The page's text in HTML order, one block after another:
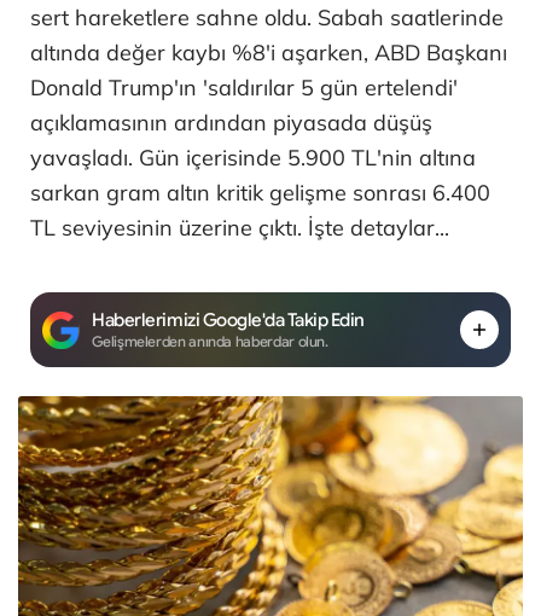
sert hareketlere sahne oldu. Sabah saatlerinde
altında değer kaybı %8'i aşarken, ABD Başkanı
Donald Trump'ın 'saldırılar 5 gün ertelendi'
açıklamasının ardından piyasada düşüş
yavaşladı. Gün içerisinde 5.900 TL'nin altına
sarkan gram altın kritik gelişme sonrası 6.400
TL seviyesinin üzerine çıktı. İşte detaylar...
Haberlerimizi Google'da Takip Edin
Gelişmelerden anında haberdar olun.